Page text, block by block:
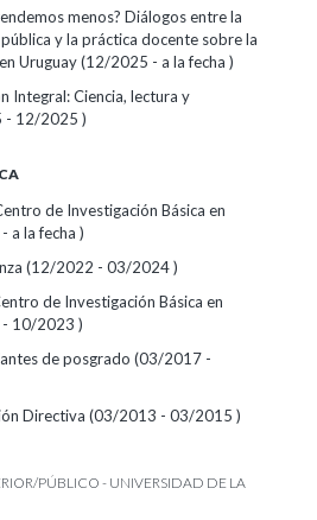
menos? Diálogos entre la
y la práctica docente sobre la
Uruguay (12/2025 - a la fecha )
Integral: Ciencia, lectura y
- 12/2025 )
de Investigación Básica en
a la fecha )
(12/2022 - 03/2024 )
de Investigación Básica en
10/2023 )
de posgrado (03/2017 -
Directiva (03/2013 - 03/2015 )
PÚBLICO - UNIVERSIDAD DE LA